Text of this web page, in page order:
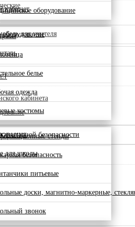
кабинет оборудование
белье
одежда
костюмы
безопасности
для школы
стенды
безопасность
питьевые
доски, магнитно-маркерные,
звонок
для учителя
кабинета